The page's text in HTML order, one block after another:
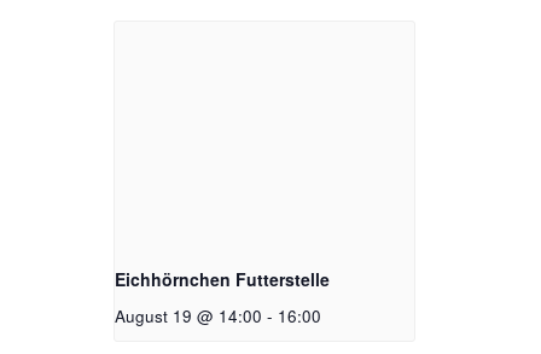
Eichhörnchen Futterstelle
August 19 @ 14:00 - 16:00